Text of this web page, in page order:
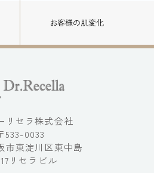
お客様の肌変化
リセラ株式会社
533-0033
市東淀川区東中島
リセラビル